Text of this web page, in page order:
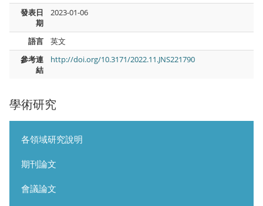
學術研究
各領域研究說明
期刊論文
會議論文
發表日
期
2023-01-06
語言
英文
參考連
結
http://doi.org/10.3171/2022.11.JNS221790